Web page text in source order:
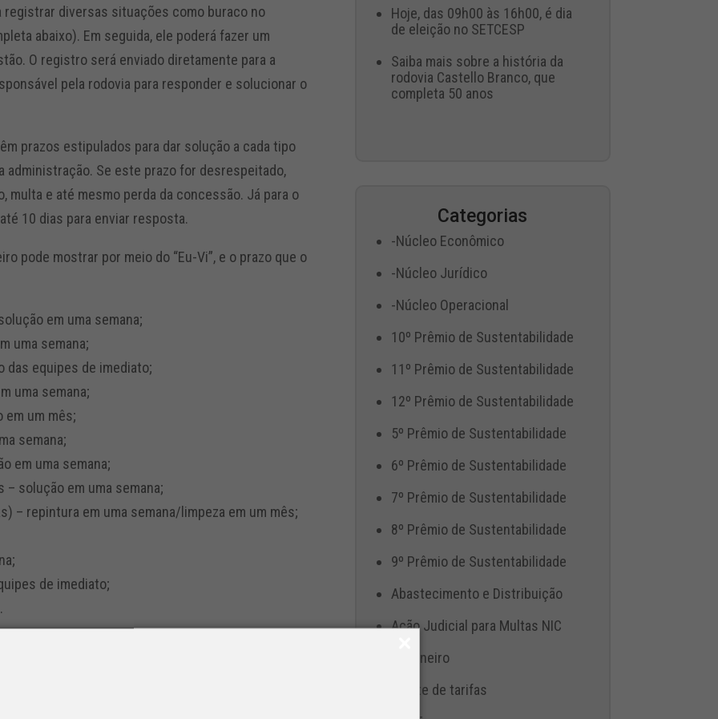
diversas situações como buraco no
abaixo). Em seguida, ele poderá fazer um
O registro será enviado diretamente para a
pela rodovia para responder e solucionar o
prazos estipulados para dar solução a cada tipo
administração. Se este prazo for desrespeitado,
multa e até mesmo perda da concessão. Já para o
10 dias para enviar resposta.
pode mostrar por meio do “Eu-Vi”, e o prazo que o
em uma semana;
uma semana;
das equipes de imediato;
uma semana;
em um mês;
semana;
em uma semana;
solução em uma semana;
– repintura em uma semana/limpeza em um mês;
de imediato;
Hoje, das 09h00 às 16h00, é dia
de eleição no SETCESP
Saiba mais sobre a história da
rodovia Castello Branco, que
completa 50 anos
Categorias
-Núcleo Econômico
-Núcleo Jurídico
-Núcleo Operacional
10º Prêmio de Sustentabilidade
11º Prêmio de Sustentabilidade
12º Prêmio de Sustentabilidade
5º Prêmio de Sustentabilidade
6º Prêmio de Sustentabilidade
7º Prêmio de Sustentabilidade
8º Prêmio de Sustentabilidade
9º Prêmio de Sustentabilidade
Abastecimento e Distribuição
Ação Judicial para Multas NIC
Aduaneiro
Ajuste de tarifas